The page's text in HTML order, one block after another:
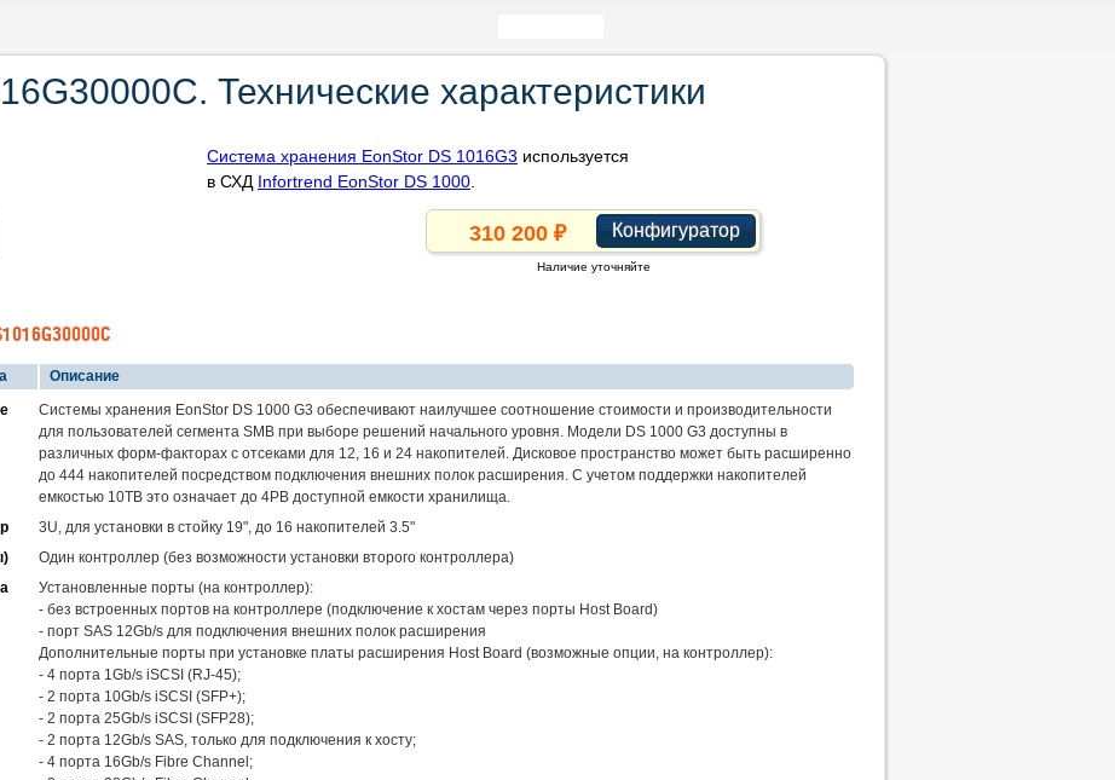
Технические характеристики
Система хранения EonStor DS 1016G3 используется
в СХД Infortrend EonStor DS 1000
Конфигуратор
Наличие уточняйте
Описание
Системы хранения EonStor DS 1000 G3 обеспечивают наилучшее соотношение стоимости и производительности
для пользователей сегмента SMB при выборе решений начального уровня. Модели DS 1000 G3 доступны в
различных форм-факторах с отсеками для 12, 16 и 24 накопителей. Дисковое пространство может быть расширенно
до 444 накопителей посредством подключения внешних полок расширения. С учетом поддержки накопителей
емкостью 10TB это означает до 4PB доступной емкости хранилища.
3U, для установки в стойку 19", до 16 накопителей 3.5"
Один контроллер (без возможности установки второго контроллера)
Установленные порты (на контроллер):
- без встроенных портов на контроллере (подключение к хостам через порты Host Board)
- порт SAS 12Gb/s для подключения внешних полок расширения
Дополнительные порты при установке платы расширения Host Board (возможные опции, на контроллер):
- 4 порта 1Gb/s iSCSI (RJ-45);
- 2 порта 10Gb/s iSCSI (SFP+);
- 2 порта 25Gb/s iSCSI (SFP28);
- 2 порта 12Gb/s SAS, только для подключения к хосту;
- 4 порта 16Gb/s Fibre Channel;